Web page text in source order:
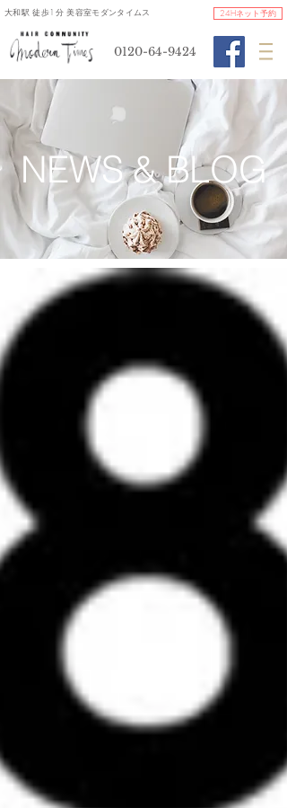
​大和駅 徒歩1分 美容室モダンタイムス
0120-64-9424
24Hネット予約
​NEWS & BLOG